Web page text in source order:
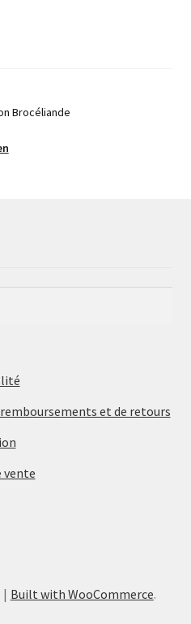
Brocéliande
et de retours
vente
Built with WooCommerce.